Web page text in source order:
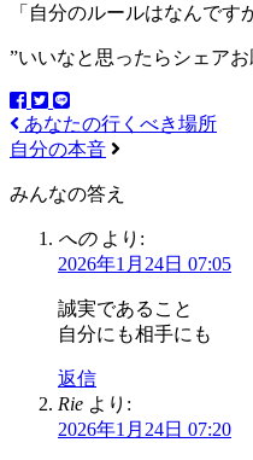
「自分のルールはなんです
”いいなと思ったらシェア
あなたの行くべき場所
自分の本音
みんなの答え
への より:
2026年1月24日 07:05
誠実であること
自分にも相手にも
返信
Rie より:
2026年1月24日 07:20